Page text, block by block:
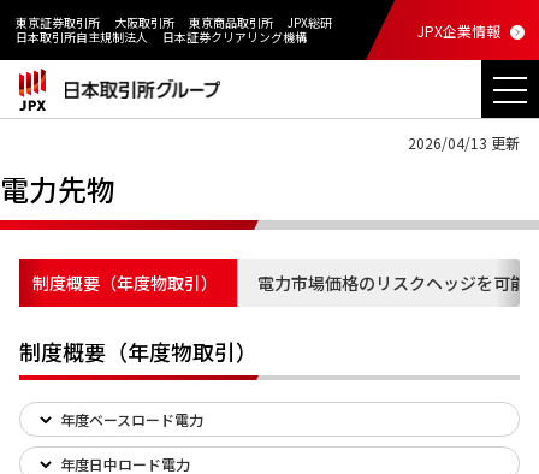
東京証券取引所 大阪取引所 東京商品取引所
JPX総研
日本取引所自主規制法人
日本証券クリアリング機構 JPX企業情報
2026/04/13 更新
電力先物
制度概要（年度物取引） 電力市場価格のリスクヘッジを可能
制度概要（年度物取引）
年度ベースロード電力
年度日中ロード電力